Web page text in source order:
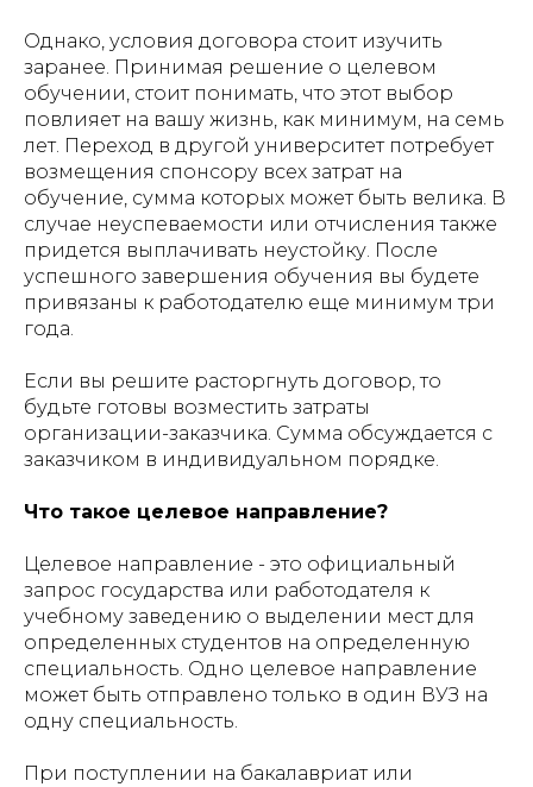
Однако, условия договора стоит изучить
заранее. Принимая решение о целевом
обучении, стоит понимать, что этот выбор
повлияет на вашу жизнь, как минимум, на семь
лет. Переход в другой университет потребует
возмещения спонсору всех затрат на
обучение, сумма которых может быть велика. В
случае неуспеваемости или отчисления также
придется выплачивать неустойку. После
успешного завершения обучения вы будете
привязаны к работодателю еще минимум три
года.
Если вы решите расторгнуть договор, то
будьте готовы возместить затраты
организации-заказчика. Сумма обсуждается с
заказчиком в индивидуальном порядке.
Что такое целевое направление?
Целевое направление - это официальный
запрос государства или работодателя к
учебному заведению о выделении мест для
определенных студентов на определенную
специальность. Одно целевое направление
может быть отправлено только в один ВУЗ на
одну специальность.
При поступлении на бакалавриат или